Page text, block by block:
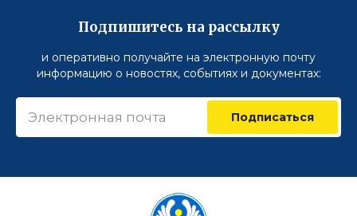
Подпишитесь на рассылку
и оперативно получайте на электронную почту
информацию о новостях, событиях и документах:
Подписаться